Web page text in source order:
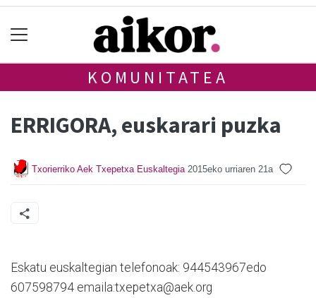
KOMUNITATEA
ERRIGORA, euskarari puzka
Txorierriko Aek Txepetxa Euskaltegia 2015eko urriaren 21a
Eskatu euskaltegian telefonoak: 944543967edo
607598794 emaila:txepetxa@aek.org